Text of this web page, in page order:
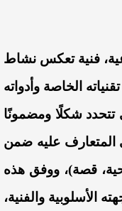
فنية تعكس نشاط
الخاصة وأدواته
تتحدد شكلًا ومضمونًا
المتعارف عليه ضمن
قصة)، ووفق هذه
الأسلوبية والفنية،